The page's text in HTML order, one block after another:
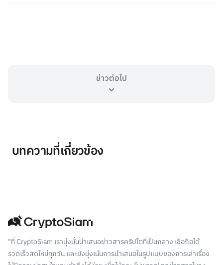
ข่าวต่อไป
บทความที่เกี่ยวข้อง
"ที่ CryptoSiam เรามุ่งมั่นนำเสนอข่าวสารคริปโตที่เป็นกลาง เชื่อถือได้
รวดเร็วสดใหม่ทุกวัน และยังมุ่งเน้นการนำเสนอในรูปแบบของการเล่าเรื่อง